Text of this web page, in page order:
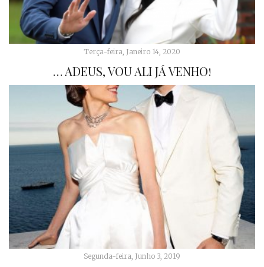
Terça-feira, Janeiro 14, 2020
… ADEUS, VOU ALI JÁ VENHO!
Segunda-feira, Junho 3, 2019